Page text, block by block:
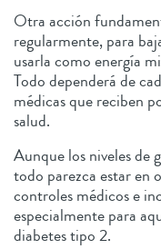
Otra acción
regularmente, para
usarla como energía
Todo dependerá de
médicas que reciben
salud.
Aunque los niveles de
todo parezca estar en
controles médicos e
especialmente para
diabetes tipo 2.